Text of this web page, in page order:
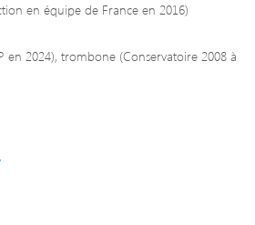
en équipe de France en 2016)
2024), trombone (Conservatoire 2008 à